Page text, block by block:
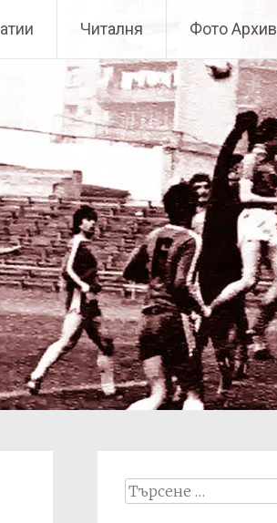
Читалня Фото Архив
Search